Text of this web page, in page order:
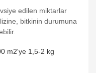
edilen miktarlar
bitkinin durumuna
m2'ye 1,5-2 kg